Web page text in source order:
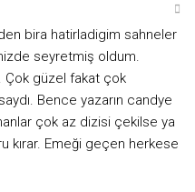
bira hatirladigim sahneler
seyretmiş oldum.
Çok güzel fakat çok
Bence yazarın candye
çok az dizisi çekilse ya
kırar. Emeği geçen herkese